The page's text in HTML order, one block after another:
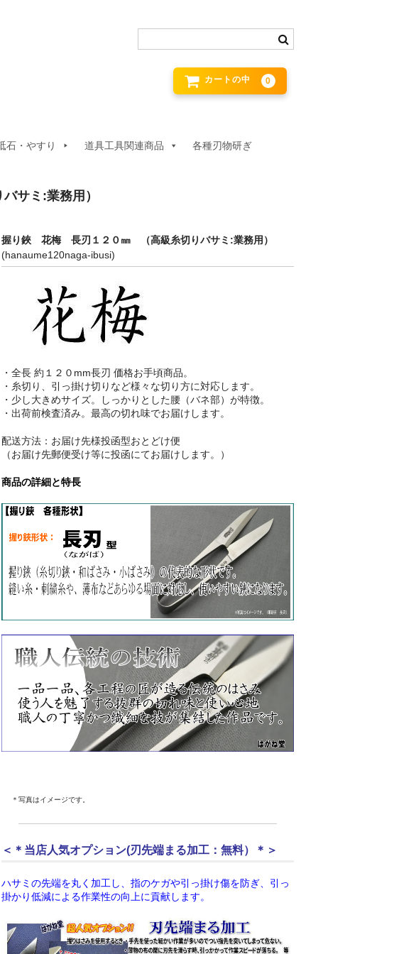
カートの中 0
石・やすり 道具工具関連商品 各種刃物研ぎ
サミ:業務用）
握り鋏 花梅 長刃１２０㎜ （高級糸切りバサミ:業務用）
(hanaume120naga-ibusi)
・全長 約１２０mm長刃 価格お手頃商品。
・糸切り、引っ掛け切りなど様々な切り方に対応します。
・少し大きめサイズ。しっかりとした腰（バネ部）が特徴。
・出荷前検査済み。最高の切れ味でお届けします。
配送方法：お届け先様投函型おとどけ便
（お届け先郵便受け等に投函にてお届けします。）
商品の詳細と特長
＊写真はイメージです。
＜＊当店人気オプション(刃先端まる加工：無料）＊＞
ハサミの先端を丸く加工し、指のケガや引っ掛け傷を防ぎ、引っ
掛かり低減による作業性の向上に貢献します。